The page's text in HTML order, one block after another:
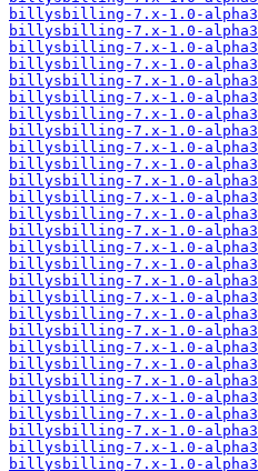
billysbilling-7.x-1.0-
billysbilling-7.x-1.0-
billysbilling-7.x-1.0-
billysbilling-7.x-1.0-
billysbilling-7.x-1.0-
billysbilling-7.x-1.0-
billysbilling-7.x-1.0-
billysbilling-7.x-1.0-
billysbilling-7.x-1.0-
billysbilling-7.x-1.0-
billysbilling-7.x-1.0-
billysbilling-7.x-1.0-
billysbilling-7.x-1.0-
billysbilling-7.x-1.0-
billysbilling-7.x-1.0-
billysbilling-7.x-1.0-
billysbilling-7.x-1.0-
billysbilling-7.x-1.0-
billysbilling-7.x-1.0-
billysbilling-7.x-1.0-
billysbilling-7.x-1.0-
billysbilling-7.x-1.0-
billysbilling-7.x-1.0-
billysbilling-7.x-1.0-
billysbilling-7.x-1.0-
billysbilling-7.x-1.0-
billysbilling-7.x-1.0-
billysbilling-7.x-1.0-